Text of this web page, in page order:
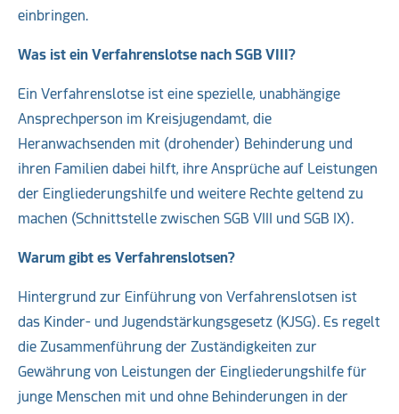
einbringen.
Was ist ein Verfahrenslotse nach SGB VIII?
Ein Verfahrenslotse ist eine spezielle, unabhängige
Ansprechperson im Kreisjugendamt, die
Heranwachsenden mit (drohender) Behinderung und
ihren Familien dabei hilft, ihre Ansprüche auf Leistungen
der Eingliederungshilfe und weitere Rechte geltend zu
machen (Schnittstelle zwischen SGB VIII und SGB IX).
Warum gibt es Verfahrenslotsen?
Hintergrund zur Einführung von Verfahrenslotsen ist
das Kinder- und Jugendstärkungsgesetz (KJSG). Es regelt
die Zusammenführung der Zuständigkeiten zur
Gewährung von Leistungen der Eingliederungshilfe für
junge Menschen mit und ohne Behinderungen in der